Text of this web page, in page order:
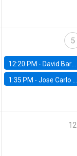
5
12:20 PM - David Bardey, Universidad de los Andes - CEDE
1:35 PM -Jose Carlo Bermudez, UC (ME) & World Bank
12